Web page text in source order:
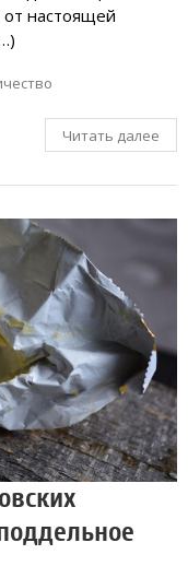
от настоящей
Читать далее